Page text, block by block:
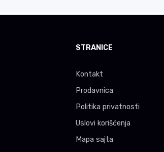
STRANICE
Kontakt
Prodavnica
Politika privatnosti
Uslovi korišćenja
Mapa sajta